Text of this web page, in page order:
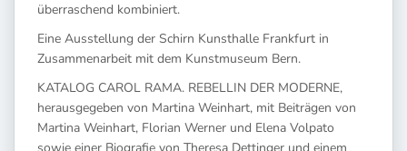
überraschend kombiniert.
Eine Ausstellung der Schirn Kunsthalle Frankfurt in
Zusammenarbeit mit dem Kunstmuseum Bern.
KATALOG CAROL RAMA. REBELLIN DER MODERNE,
herausgegeben von Martina Weinhart, mit Beiträgen von
Martina Weinhart, Florian Werner und Elena Volpato